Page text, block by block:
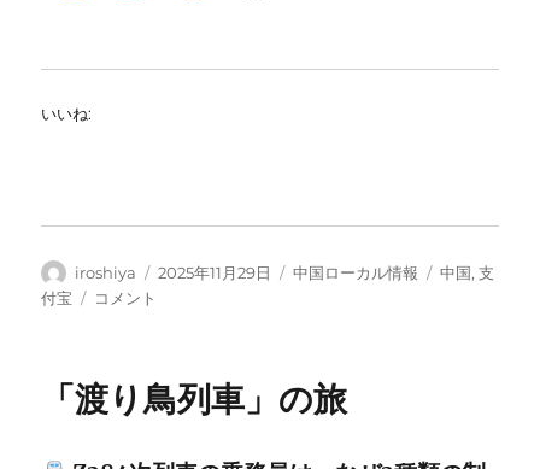
いいね:
投
稿
iroshiya
投
2025年11月29日
カ
中国ローカル情報
タ
中国,支
付宝
私
だ
コメント
「渡り鳥列車」の旅